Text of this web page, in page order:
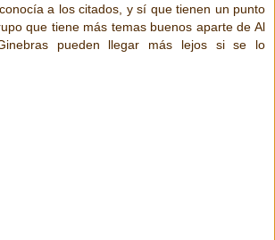
a los citados, y sí que tienen un punto
que tiene más temas buenos aparte de Al
pueden llegar más lejos si se lo